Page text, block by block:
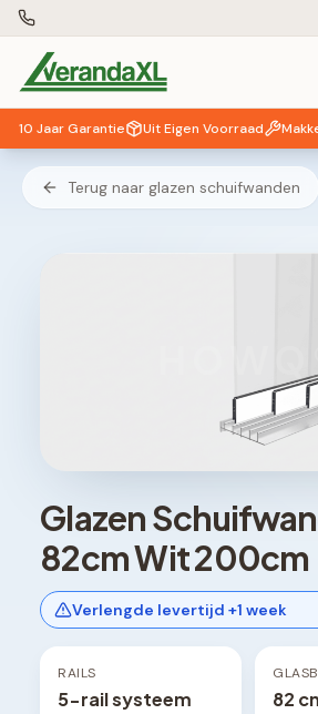
10 Jaar Garantie Uit Eigen Voorraad
Terug naar glazen schuifwanden
Glazen
82cm Wit 200cm
Verlengde levertijd +1 week
RAILS
5-rail systeem 82